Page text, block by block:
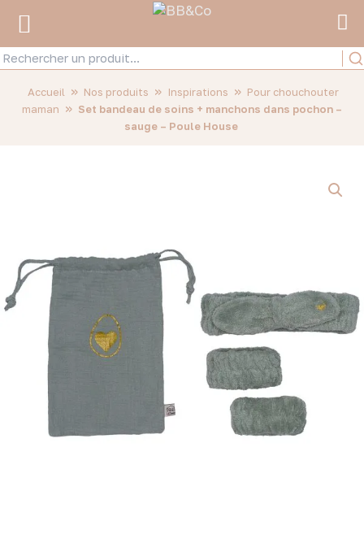
Accueil » Nos produits » Inspirations » Pour chouchouter
maman » Set bandeau de soins + manchons dans pochon –
sauge – Poule House